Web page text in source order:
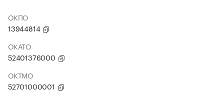
ОКПО
13944814
ОКАТО
52401376000
ОКТМО
52701000001